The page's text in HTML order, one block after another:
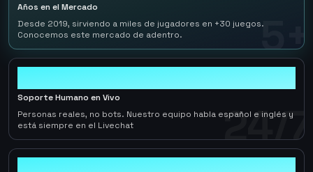
5+
Años en el Mercado
Desde 2019, sirviendo a miles de jugadores en +30 juegos.
Conocemos este mercado de adentro.
24/7
Soporte Humano en Vivo
Personas reales, no bots. Nuestro equipo habla español e inglés y
está siempre en el Livechat